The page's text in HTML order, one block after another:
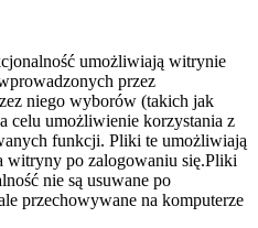
umożliwiają witrynie
przez
niego wyborów (takich jak
celu umożliwienie korzystania z
funkcji. Pliki te umożliwiają
witryny po zalogowaniu się.Pliki
nie są usuwane po
przechowywane na komputerze